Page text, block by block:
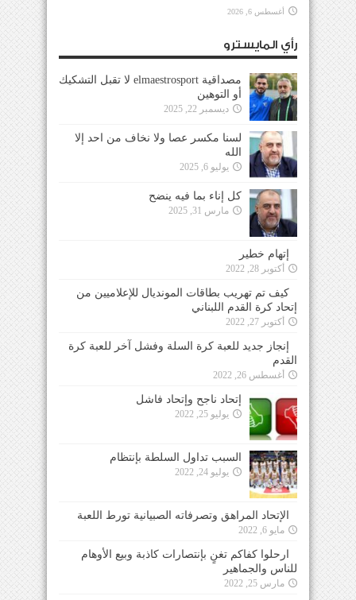
أغسطس 6, 2026
رأي المايسترو
مصداقية elmaestrosport لا تقبل التشكيك
أو التوهين
ديسمبر 22, 2025
لسنا مكسر عصا ولا نخاف من احد إلا
الله
يوليو 6, 2025
كل إناء بما فيه ينضح
مارس 31, 2025
إتهام خطير
أكتوبر 28, 2022
كيف تم تهريب بطاقات المونديال للإعلاميين من
إتحاد كرة القدم اللبناني
أكتوبر 27, 2022
إنجاز جديد للعبة كرة السلة وفشل آخر للعبة كرة
القدم
أغسطس 26, 2022
إتحاد ناجح وإتحاد فاشل
يوليو 25, 2022
السبب تداول السلطة بإنتظام
يوليو 24, 2022
الإتحاد المراهق وتصرفاته الصبيانية تورط اللعبة
مايو 6, 2022
ارحلوا كفاكم تغنٍ بإنتصارات كاذبة وبيع الأوهام
للناس والجماهير
مارس 25, 2022